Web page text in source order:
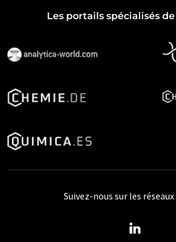
Les portails spécialisés de
Suivez-nous sur les